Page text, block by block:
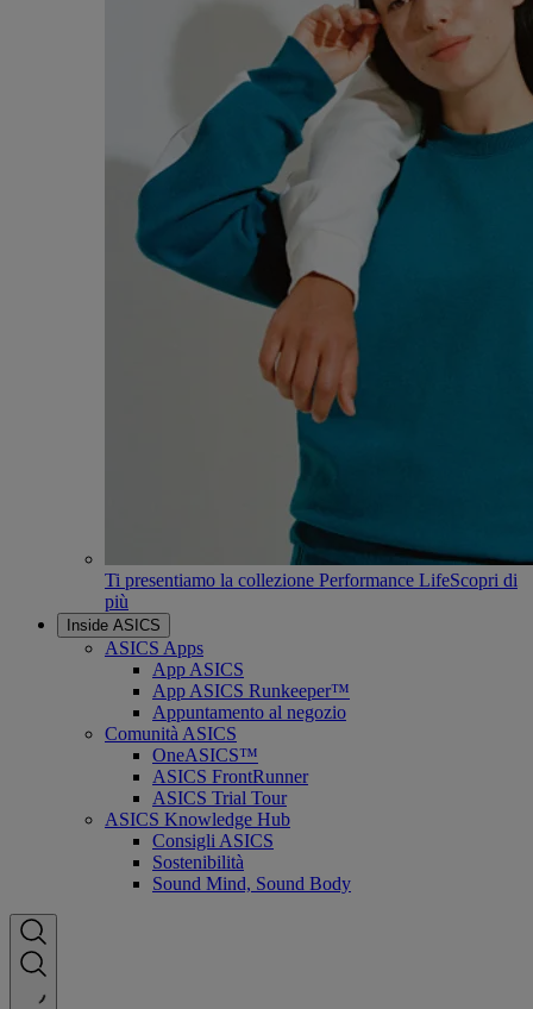
Ti presentiamo la collezione Performance LifeScopri di
più
Inside ASICS
ASICS Apps
App ASICS
App ASICS Runkeeper™
Appuntamento al negozio
Comunità ASICS
OneASICS™
ASICS FrontRunner
ASICS Trial Tour
ASICS Knowledge Hub
Consigli ASICS
Sostenibilità
Sound Mind, Sound Body